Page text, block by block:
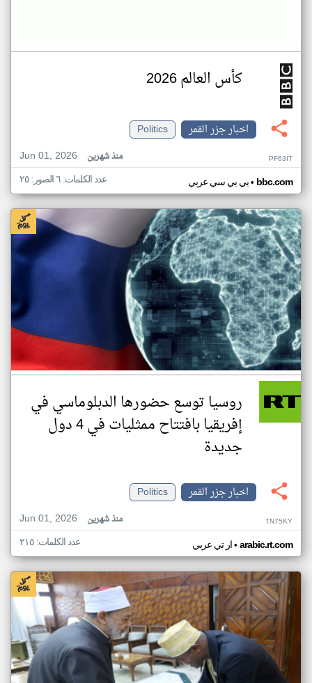
كأس العالم 2026
اخبار جزر القمر
Politics
Jun 01, 2026
منذ شهرين PF63IT
بي بي سي عربي• bbc.com عدد الكلمات: ٦ الصور: ٢٥
روسيا توسع حضورها الدبلوماسي في
إفريقيا بافتتاح ممثليات في 4 دول
جديدة
اخبار جزر القمر
Politics
Jun 01, 2026
منذ شهرين TN75KY
ار تي عربي• arabic.rt.com عدد الكلمات: ٢١٥